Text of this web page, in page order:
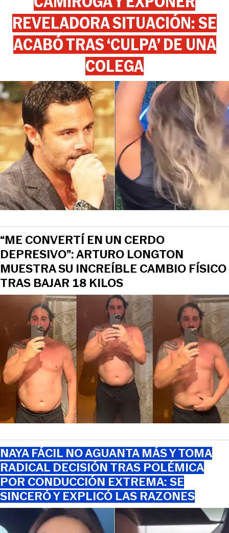
REVELADORA SITUACIÓN: SE
ACABÓ TRAS ‘CULPA’ DE UNA
COLEGA
“ME CONVERTÍ EN UN CERDO
DEPRESIVO”: ARTURO LONGTON
MUESTRA SU INCREÍBLE CAMBIO FÍSICO
TRAS BAJAR 18 KILOS
NAYA FÁCIL NO AGUANTA MÁS Y TOMA
RADICAL DECISIÓN TRAS POLÉMICA
POR CONDUCCIÓN EXTREMA: SE
SINCERÓ Y EXPLICÓ LAS RAZONES